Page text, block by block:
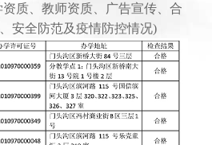
质、教师资质、广告宣传、合
安全防范及疫情防控情况)